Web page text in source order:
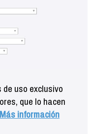
uso exclusivo
que lo hacen
Más información